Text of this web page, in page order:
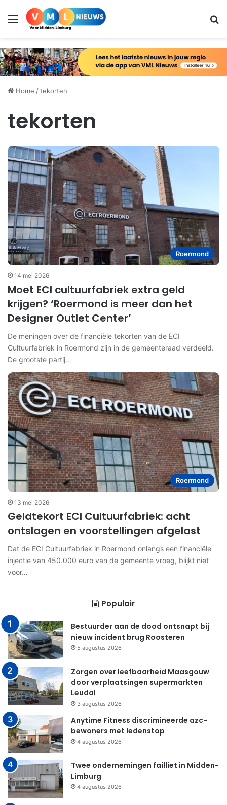
Menu
Home /tekorten
tekorten
Roermond
14 mei 2026
Moet ECI cultuurfabriek extra geld
krijgen? ‘Roermond is meer dan het
Designer Outlet Center’
De meningen over de financiële tekorten van de ECI
Cultuurfabriek in Roermond zijn in de gemeenteraad verdeeld.
De grootste partij…
Roermond
13 mei 2026
Geldtekort ECI Cultuurfabriek: acht
ontslagen en voorstellingen afgelast
Dat de ECI Cultuurfabriek in Roermond onlangs een financiële
injectie van 450.000 euro van de gemeente vroeg, blijkt niet
voor…
Populair
Bestuurder aan de dood ontsnapt bij
nieuw incident brug Roosteren
5 augustus 2026
Zorgen over leefbaarheid Maasgouw
door verplaatsingen supermarkten
Leudal
3 augustus 2026
Anytime Fitness discrimineerde azc-
bewoners met ledenstop
4 augustus 2026
Twee ondernemingen failliet in Midden-
Limburg
4 augustus 2026